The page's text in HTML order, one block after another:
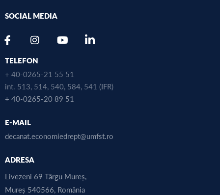
SOCIAL MEDIA
TELEFON
+ 40-0265-21 55 51
int. 513, 514, 540, 584, 541 (IFR)
+ 40-0265-20 89 51
E-MAIL
decanat.economiedrept@umfst.ro
ADRESA
Livezeni 69 Târgu Mureș,
Mureș 540566, România